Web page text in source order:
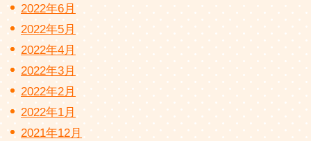
2022年6月
2022年5月
2022年4月
2022年3月
2022年2月
2022年1月
2021年12月